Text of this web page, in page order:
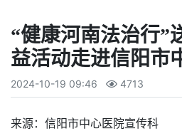
“健康河南法治行”
益活动走进信阳市
2024-10-19 09:46 4713
来源：信阳市中心医院宣传科